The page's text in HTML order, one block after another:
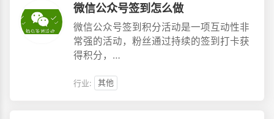
微信公众号签到怎么做
微信公众号签到积分活动是一项互动性非
常强的活动，粉丝通过持续的签到打卡获
得积分，…
行业: 其他